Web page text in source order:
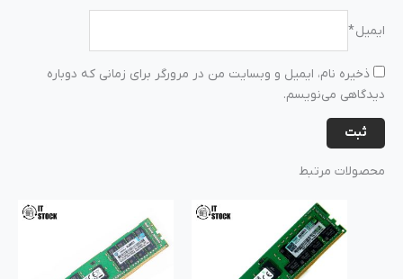
ایمیل*
ذخیره نام، ایمیل و وبسایت من در مرورگر برای زمانی که دوباره
دیدگاهی می‌نویسم.
محصولات مرتبط